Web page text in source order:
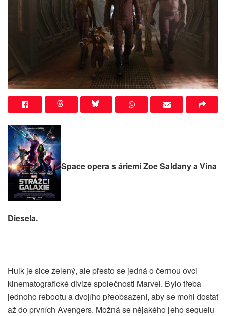
Space opera s áriemi Zoe Saldany a Vina
Diesela.
Hulk je sice zelený, ale přesto se jedná o černou ovci
kinematografické divize společnosti Marvel. Bylo třeba
jednoho rebootu a dvojího přeobsazení, aby se mohl dostat
až do prvních Avengers. Možná se nějakého jeho sequelu